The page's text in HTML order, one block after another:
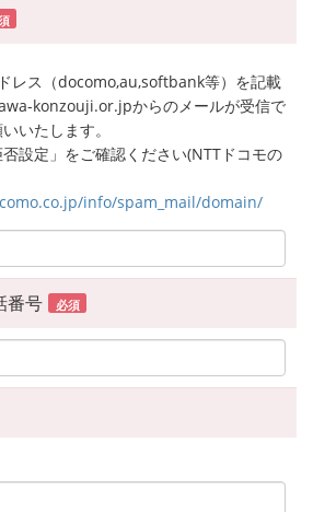
レス（docomo,au,softbank等）を記載
konzouji.or.jpからのメールが受信で
いたします。
設定」をご確認ください(NTTドコモの
info/spam_mail/domain/
番号 必須